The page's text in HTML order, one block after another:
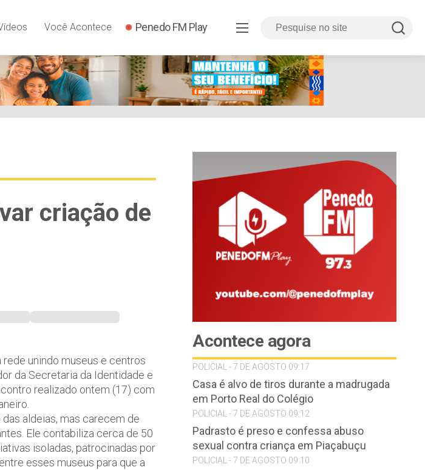
Você Acontece Penedo FM Play
criação de
unindo museus e centros
da Secretaria da Identidade e
realizado ontem (17) com
aldeias, mas carecem de
Ele contabiliza cerca de 50
isoladas, patrocinadas por
esses museus para que a
Acontece agora
POLICIAL - 7 DE AGOSTO 09:17
Casa é alvo de tiros durante a madrugada
em Porto Real do Colégio
POLICIAL - 7 DE AGOSTO 09:12
Padrasto é preso e confessa abuso
sexual contra criança em Piaçabuçu
POLICIAL - 7 DE AGOSTO 09:10